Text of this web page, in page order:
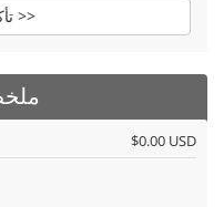
تأكد من الخصم >>
$0.00 USD